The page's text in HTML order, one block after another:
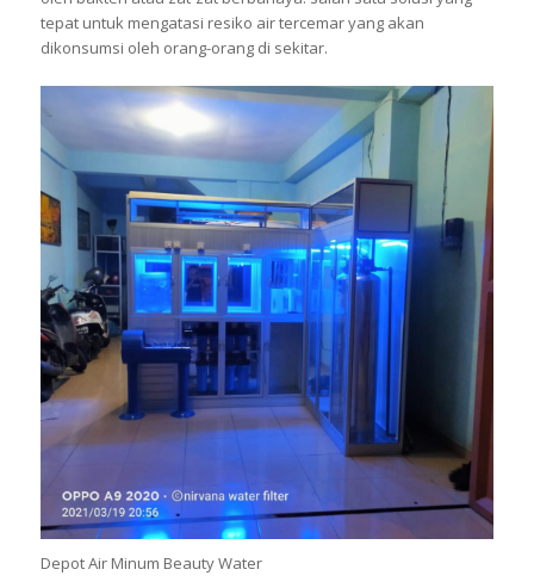
tepat untuk mengatasi resiko air tercemar yang akan
dikonsumsi oleh orang-orang di sekitar.
Depot Air Minum Beauty Water